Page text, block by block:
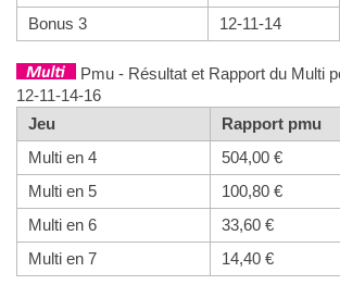
Bonus 3
12-11-14
Pmu - Résultat et Rapport du Multi
12-11-14-16
Jeu
Rapport pmu
Multi en 4
504,00 €
Multi en 5
100,80 €
Multi en 6
33,60 €
Multi en 7
14,40 €